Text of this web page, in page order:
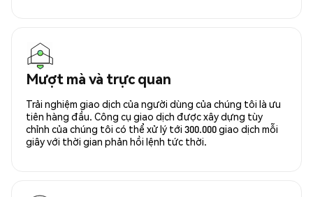
Mượt mà và trực quan
Trải nghiệm giao dịch của người dùng của chúng tôi là ưu
tiên hàng đầu. Công cụ giao dịch được xây dựng tùy
chỉnh của chúng tôi có thể xử lý tới 300.000 giao dịch mỗi
giây với thời gian phản hồi lệnh tức thời.